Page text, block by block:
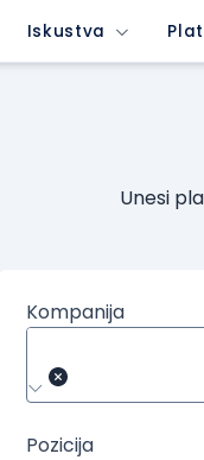
Iskustva
Unesi
Kompanija
Pozicija